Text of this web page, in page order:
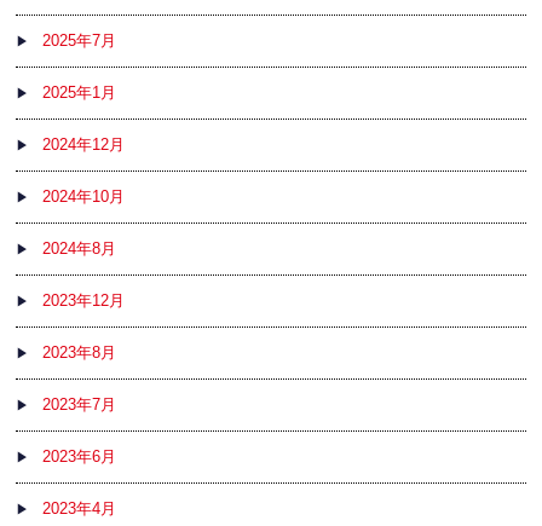
2025年7月
2025年1月
2024年12月
2024年10月
2024年8月
2023年12月
2023年8月
2023年7月
2023年6月
2023年4月